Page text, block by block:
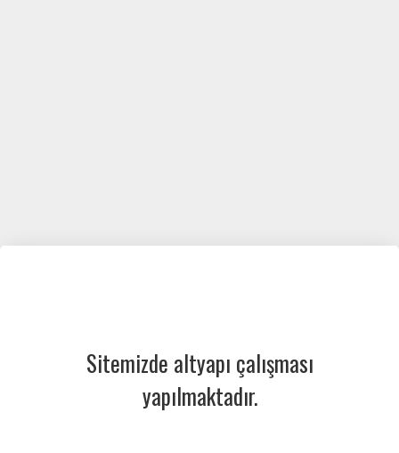
Sitemizde altyapı çalışması
yapılmaktadır.